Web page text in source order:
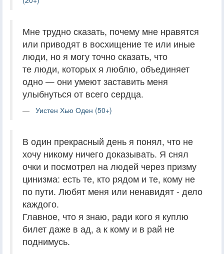
Мне трудно сказать, почему мне нравятся
или приводят в восхищение те или иные
люди, но я могу точно сказать, что
те люди, которых я люблю, объединяет
одно — они умеют заставить меня
улыбнуться от всего сердца.
Уистен Хью Оден (50+)
В один прекрасный день я понял, что не
хочу никому ничего доказывать. Я снял
очки и посмотрел на людей через призму
цинизма: есть те, кто рядом и те, кому не
по пути. Любят меня или ненавидят - дело
каждого.
Главное, что я знаю, ради кого я куплю
билет даже в ад, а к кому и в рай не
поднимусь.